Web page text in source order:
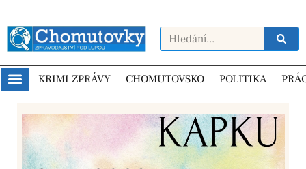
KRIMI ZPRÁVY CHOMUTOVSKO POLITIKA